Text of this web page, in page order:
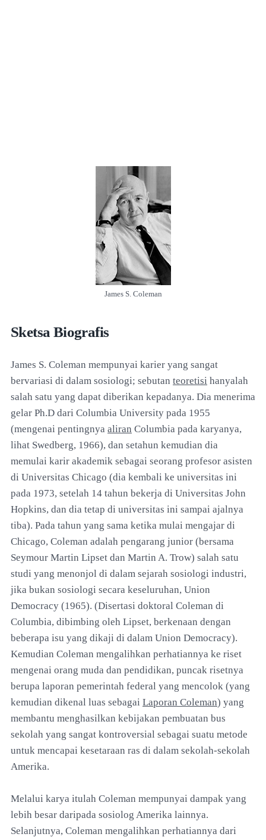
James S. Coleman
Sketsa Biografis
James S. Coleman mempunyai karier yang sangat
bervariasi di dalam sosiologi; sebutan teoretisi hanyalah
salah satu yang dapat diberikan kepadanya. Dia menerima
gelar Ph.D dari Columbia University pada 1955
(mengenai pentingnya aliran Columbia pada karyanya,
lihat Swedberg, 1966), dan setahun kemudian dia
memulai karir akademik sebagai seorang profesor asisten
di Universitas Chicago (dia kembali ke universitas ini
pada 1973, setelah 14 tahun bekerja di Universitas John
Hopkins, dan dia tetap di universitas ini sampai ajalnya
tiba). Pada tahun yang sama ketika mulai mengajar di
Chicago, Coleman adalah pengarang junior (bersama
Seymour Martin Lipset dan Martin A. Trow) salah satu
studi yang menonjol di dalam sejarah sosiologi industri,
jika bukan sosiologi secara keseluruhan, Union
Democracy (1965). (Disertasi doktoral Coleman di
Columbia, dibimbing oleh Lipset, berkenaan dengan
beberapa isu yang dikaji di dalam Union Democracy).
Kemudian Coleman mengalihkan perhatiannya ke riset
mengenai orang muda dan pendidikan, puncak risetnya
berupa laporan pemerintah federal yang mencolok (yang
kemudian dikenal luas sebagai Laporan Coleman) yang
membantu menghasilkan kebijakan pembuatan bus
sekolah yang sangat kontroversial sebagai suatu metode
untuk mencapai kesetaraan ras di dalam sekolah-sekolah
Amerika.
Melalui karya itulah Coleman mempunyai dampak yang
lebih besar daripada sosiolog Amerika lainnya.
Selanjutnya, Coleman mengalihkan perhatiannya dari